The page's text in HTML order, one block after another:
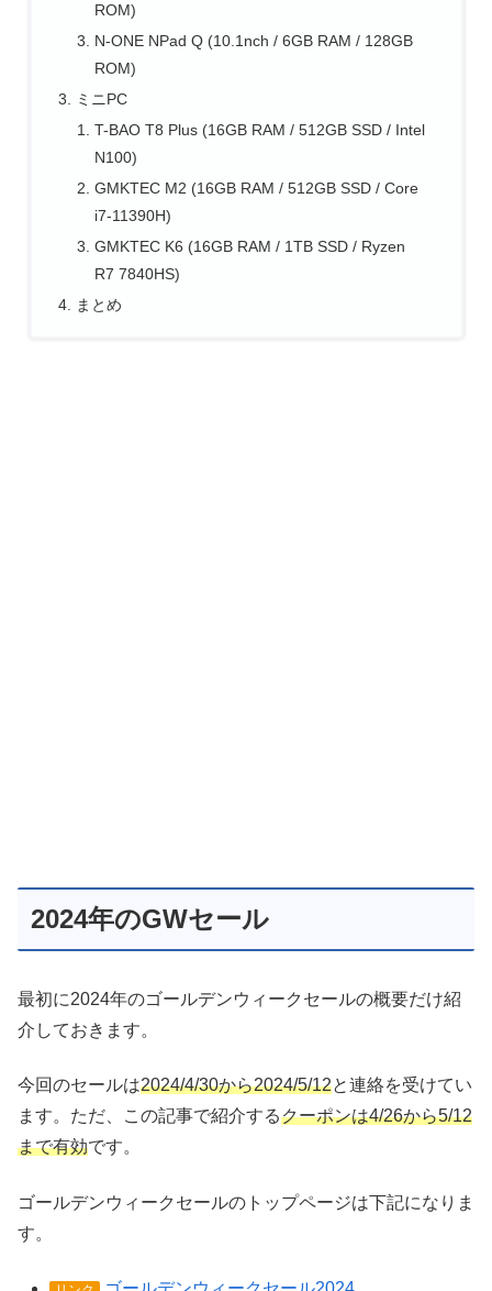
ROM)
N-ONE NPad Q (10.1nch / 6GB RAM / 128GB
ROM)
ミニPC
T-BAO T8 Plus (16GB RAM / 512GB SSD / Intel
N100)
GMKTEC M2 (16GB RAM / 512GB SSD / Core
i7-11390H)
GMKTEC K6 (16GB RAM / 1TB SSD / Ryzen
R7 7840HS)
まとめ
2024年のGWセール
最初に2024年のゴールデンウィークセールの概要だけ紹
介しておきます。
今回のセールは2024/4/30から2024/5/12と連絡を受けてい
ます。ただ、この記事で紹介するクーポンは4/26から5/12
まで有効です。
ゴールデンウィークセールのトップページは下記になりま
す。